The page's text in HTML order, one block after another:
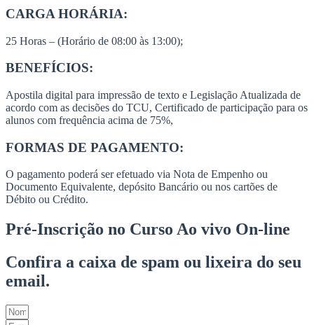
CARGA HORÁRIA:
25 Horas – (Horário de 08:00 às 13:00);
BENEFÍCIOS:
Apostila digital para impressão de texto e Legislação Atualizada de
acordo com as decisões do TCU, Certificado de participação para os
alunos com frequência acima de 75%,
FORMAS DE PAGAMENTO:
O pagamento poderá ser efetuado via Nota de Empenho ou
Documento Equivalente, depósito Bancário ou nos cartões de
Débito ou Crédito.
Pré-Inscrição no Curso Ao vivo On-line
Confira a caixa de spam ou lixeira do seu
email.